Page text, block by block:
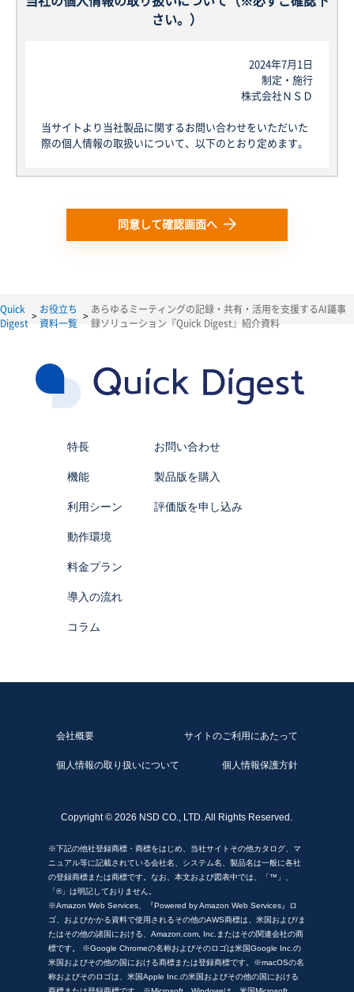
さい。）
2024年7月1日
制定・施行
株式会社ＮＳＤ
当サイトより当社製品に関するお問い合わせをいただいた
際の個人情報の取扱いについて、以下のとおり定めます。
1. 個人情報について
得する個人情報の保護に関する法律にいう「個人情報」を
指し、生存する個人に関する情報であって、当該情報に含
お、本規定で用いられる「個人データ」は、個人情報保護
法における個人データと同じ意味で使用します。
2. 利用目的
当社は、以下の目的に必要な範囲で、個人情報を利用いた
します。以下の目的の範囲を超えて個人情報を利用する場
られた場合には遅滞なく通知いたします。
ことがあります。
当社は、お客様の氏名、所属する団体名、部署名、都道府
ことがあります。
・お客様からのお問い合わせに対する回答
関する情報の提供"
上記に定めるもののほか、当社製品の品質向上、新サービ
超えてお客様情報を利用する場合には、お客様へ利用目的
3. 個人データの第三者提供
当社は、お客様の同意を得ることなく、本サービスを通じ
とがあります。
(2) 公衆衛生の向上又は児童の健全な育成の推進のために特
に必要がある場合
(3) 国の機関若しくは地方公共団体又はその委託を受けた者
が法令の定める事務を遂行することに対して協力する必要
がある場合
(4) その他法令で認められる場合
4. 個人データの取扱いの委託
当社は、利用目的の達成に必要な範囲内において、個人デ
同意して確認画面へ
Quick
Digest
お役立ち
資料一覧
あらゆるミーティングの記録・共有・活用を支援するAI議事
録ソリューション『Quick Digest』紹介資料
特長
機能
利用シーン
動作環境
料金プラン
導入の流れ
コラム
お問い合わせ
製品版を購入
評価版を申し込み
会社概要 サイトのご利用にあたって
個人情報の取り扱いについて 個人情報保護方針
Copyright ©2026 NSD CO., LTD. All Rights Reserved.
※下記の他社登録商標・商標をはじめ、当社サイトその他カタログ、マ
ニュアル等に記載されている会社名、システム名、製品名は一般に各社
の登録商標または商標です。なお、本文および図表中では、「™」、
「®」は明記しておりません。
※Amazon Web Services、『Powered by Amazon Web Services』ロ
ゴ、およびかかる資料で使用されるその他のAWS商標は、米国および/ま
たはその他の諸国における、Amazon.com, Inc.またはその関連会社の商
標です。 ※Google Chromeの名称およびそのロゴは米国Google Inc.の
米国およびその他の国における商標または登録商標です。※macOSの名
称およびそのロゴは、米国Apple Inc.の米国およびその他の国における